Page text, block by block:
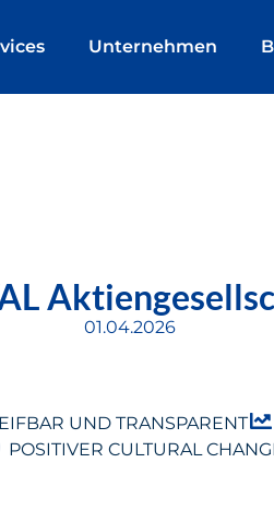
Unternehmen
01.04.2026
UND TRANSPARENT
POSITIVER CULTURAL